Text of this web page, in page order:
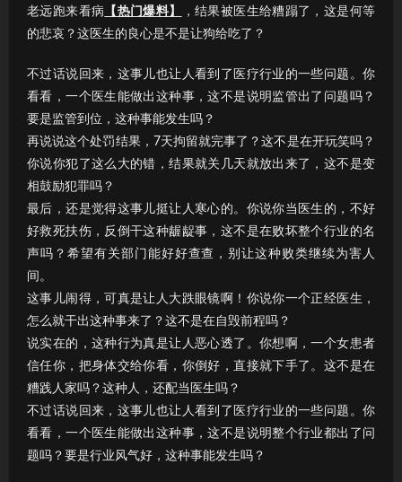
老远跑来看病 【热门爆料】
，结果被医生给糟蹋了，这是何等
的悲哀？这医生的良心是不是让狗给吃了？
不过话说回来，这事儿也让人看到了医疗行业的一些问题。你
看看，一个医生能做出这种事，这不是说明监管出了问题吗？
要是监管到位，这种事能发生吗？
再说说这个处罚结果，7天拘留就完事了？这不是在开玩笑吗？
你说你犯了这么大的错，结果就关几天就放出来了，这不是变
相鼓励犯罪吗？
最后，还是觉得这事儿挺让人寒心的。你说你当医生的，不好
好救死扶伤，反倒干这种龌龊事，这不是在败坏整个行业的名
声吗？希望有关部门能好好查查，别让这种败类继续为害人
间。
这事儿闹得，可真是让人大跌眼镜啊！你说你一个正经医生，
怎么就干出这种事来了？这不是在自毁前程吗？
说实在的，这种行为真是让人恶心透了。你想啊，一个女患者
信任你，把身体交给你看，你倒好，直接就下手了。这不是在
糟践人家吗？这种人，还配当医生吗？
不过话说回来，这事儿也让人看到了医疗行业的一些问题。你
看看，一个医生能做出这种事，这不是说明整个行业都出了问
题吗？要是行业风气好，这种事能发生吗？